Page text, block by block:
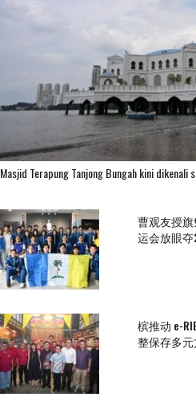
Masjid Terapung Tanjong Bungah kini dikenali
曹观友授
运会放眼夺
槟推动 e-
整保存多